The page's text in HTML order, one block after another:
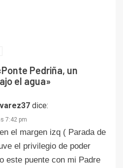
Ponte Pedriña, un
el agua»
dice:
7:42 pm
el margen izq ( Parada de
el privilegio de poder
este puente con mi Padre